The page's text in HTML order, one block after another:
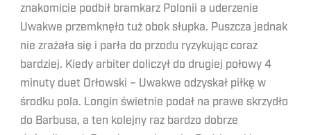
znakomicie podbił bramkarz Polonii a uderzenie
Uwakwe przemknęło tuż obok słupka. Puszcza jednak
nie zrażała się i parła do przodu ryzykując coraz
bardziej. Kiedy arbiter doliczył do drugiej połowy 4
minuty duet Orłowski – Uwakwe odzyskał piłkę w
środku pola. Longin świetnie podał na prawe skrzydło
do Barbusa, a ten kolejny raz bardzo dobrze